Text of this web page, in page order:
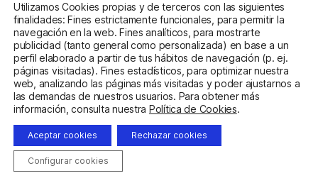
Centro Sanitario Autorizado con el código E08737002
Aviso LegalPolítica de PrivacidadPolítica de Cookies
Clínica de la Ansiedad. Teléfonos:932263020
Correo:
Utilizamos Cookies propias y de terceros con las siguientes
finalidades: Fines estrictamente funcionales, para permitir la
navegación en la web. Fines analíticos, para mostrarte
publicidad (tanto general como personalizada) en base a un
perfil elaborado a partir de tus hábitos de navegación (p. ej.
páginas visitadas). Fines estadísticos, para optimizar nuestra
web, analizando las páginas más visitadas y poder ajustarnos a
las demandas de nuestros usuarios. Para obtener más
información, consulta nuestra Política de Cookies.
Aceptar cookies Rechazar cookies
Configurar cookies